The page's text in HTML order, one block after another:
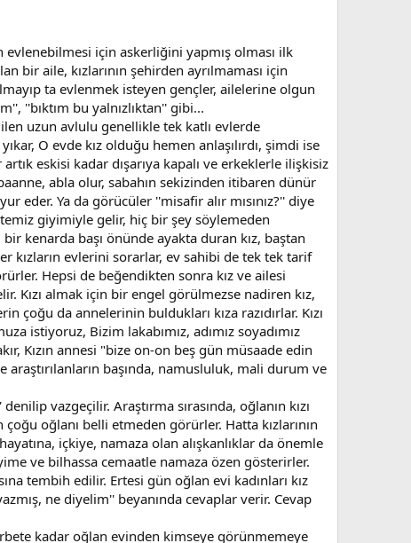
evlenebilmesi için askerliğini yapmış olması ilk
bir aile, kızlarının şehirden ayrılmaması için
ta evlenmek isteyen gençler, ailelerine olgun
''bıktım bu yalnızlıktan'' gibi...
uzun avlulu genellikle tek katlı evlerde
O evde kız olduğu hemen anlaşılırdı, şimdi ise
eskisi kadar dışarıya kapalı ve erkeklerle ilişkisiz
abla olur, sabahın sekizinden itibaren dünür
eder. Ya da görücüler ''misafir alır mısınız?'' diye
temiz giyimiyle gelir, hiç bir şey söylemeden
kenarda başı önünde ayakta duran kız, baştan
kızların evlerini sorarlar, ev sahibi de tek tek tarif
Hepsi de beğendikten sonra kız ve ailesi
Kızı almak için bir engel görülmezse nadiren kız,
çoğu da annelerinin buldukları kıza razıdırlar. Kızı
istiyoruz, Bizim lakabımız, adımız soyadımız
Kızın annesi "bize on-on beş gün müsaade edin
araştırılanların başında, namusluluk, mali durum ve
vazgeçilir. Araştırma sırasında, oğlanın kızı
oğlanı belli etmeden görürler. Hatta kızlarının
içkiye, namaza olan alışkanlıklar da önemle
ve bilhassa cemaatle namaza özen gösterirler.
tembih edilir. Ertesi gün oğlan evi kadınları kız
ne diyelim'' beyanında cevaplar verir. Cevap
kadar oğlan evinden kimseye görünmemeye